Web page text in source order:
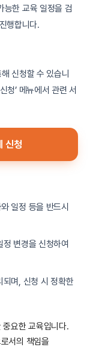
능한 교육 일정을 검
행합니다.
신청할 수 있습니
청’ 메뉴에서 관련 서
신청
일정 등을 반드시
변경을 신청하여
되며, 신청 시 정확한
중요한 교육입니다.
서의 책임을